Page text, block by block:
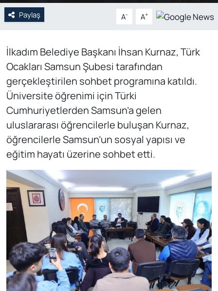
Paylaş A- A+
İlkadım Belediye Başkanı İhsan Kurnaz, Türk
Ocakları Samsun Şubesi tarafından
gerçekleştirilen sohbet programına katıldı.
Üniversite öğrenimi için Türki
Cumhuriyetlerden Samsun’a gelen
uluslararası öğrencilerle buluşan Kurnaz,
öğrencilerle Samsun’un sosyal yapısı ve
eğitim hayatı üzerine sohbet etti.
Yerel